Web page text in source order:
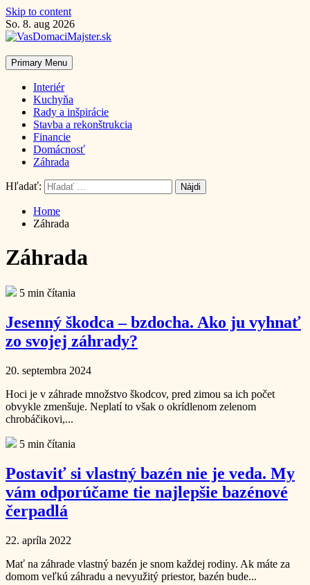
Skip to content
So. 8. aug 2026
Primary Menu
Interiér
Kuchyňa
Rady a inšpirácie
Stavba a rekonštrukcia
Financie
Domácnosť
Záhrada
Hľadať:
Home
Záhrada
Záhrada
5 min čítania
Jesenný škodca – bzdocha. Ako ju vyhnať
zo svojej záhrady?
20. septembra 2024
Hoci je v záhrade množstvo škodcov, pred zimou sa ich počet
obvykle zmenšuje. Neplatí to však o okrídlenom zelenom
chrobáčikovi,...
5 min čítania
Postaviť si vlastný bazén nie je veda. My
vám odporúčame tie najlepšie bazénové
čerpadlá
22. apríla 2022
Mať na záhrade vlastný bazén je snom každej rodiny. Ak máte za
domom veľkú záhradu a nevyužitý priestor, bazén bude...